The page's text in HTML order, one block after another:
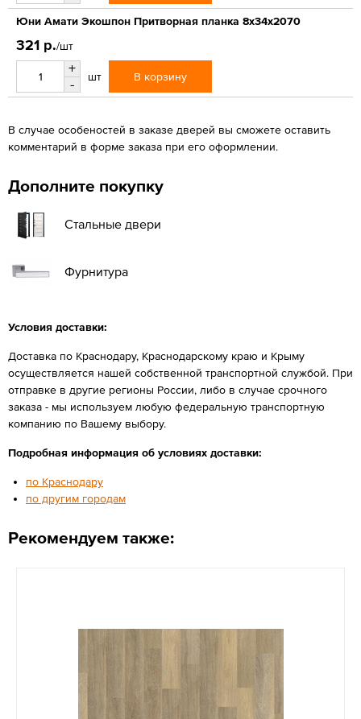
Юни Амати Экошпон Притворная планка 8х34х2070
321 р./шт
+
-
шт В корзину
В случае особеностей в заказе дверей вы сможете оставить
комментарий в форме заказа при его оформлении.
Дополните покупку
Стальные двери
Фурнитура
Условия доставки:
Доставка по Краснодару, Краснодарскому краю и Крыму
осуществляется нашей собственной транспортной службой. При
отправке в другие регионы России, либо в случае срочного
заказа - мы используем любую федеральную транспортную
компанию по Вашему выбору.
Подробная информация об условиях доставки:
по Краснодару
по другим городам
Рекомендуем также: